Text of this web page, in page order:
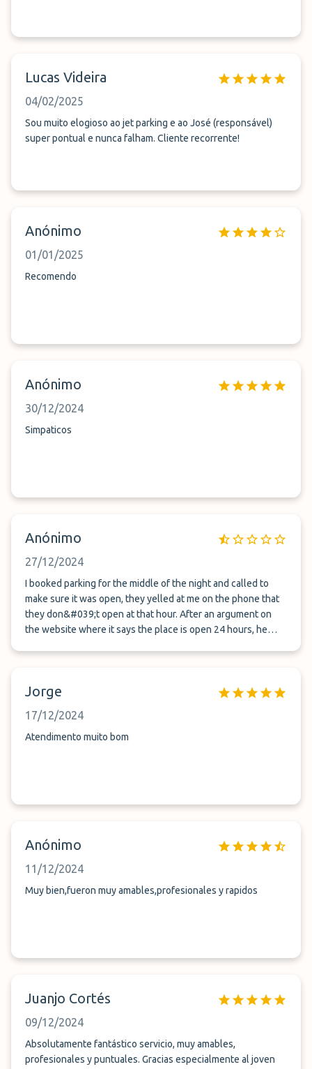
Lucas Videira
04/02/2025
Sou muito elogioso ao jet parking e ao José (responsável)
super pontual e nunca falham. Cliente recorrente!
Anónimo
01/01/2025
Recomendo
Anónimo
30/12/2024
Simpaticos
Anónimo
27/12/2024
I booked parking for the middle of the night and called to
make sure it was open, they yelled at me on the phone that
they don&#039;t open at that hour. After an argument on
the website where it says the place is open 24 hours, he
I will book parking with them.
Jorge
17/12/2024
Atendimento muito bom
Anónimo
11/12/2024
Muy bien,fueron muy amables,profesionales y rapidos
Juanjo Cortés
09/12/2024
Absolutamente fantástico servicio, muy amables,
profesionales y puntuales. Gracias especialmente al joven